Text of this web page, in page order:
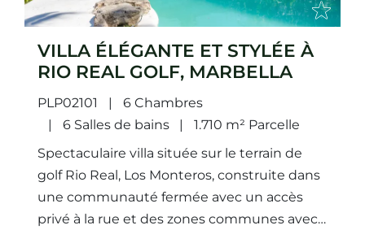
VILLA ÉLÉGANTE ET STYLÉE À
RIO REAL GOLF, MARBELLA
PLP02101
6 Chambres
6 Salles de bains
1.710 m² Parcelle
Spectaculaire villa située sur le terrain de
golf Rio Real, Los Monteros, construite dans
une communauté fermée avec un accès
privé à la rue et des zones communes avec